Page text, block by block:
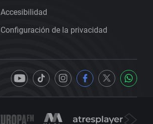
Accesibilidad
Configuración de la privacidad